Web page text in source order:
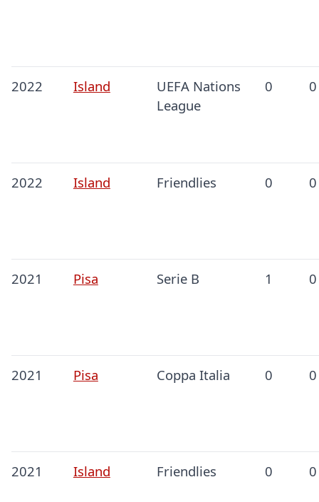
2022 Island
UEFA Nations
League
0 0
2022 Island Friendlies 0 0
2021 Pisa Serie B 1 0
2021 Pisa Coppa Italia 0 0
2021 Island Friendlies 0 0